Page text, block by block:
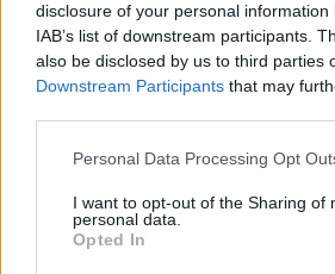
disclosure of your personal
IAB’s list of downstream participants.
also be disclosed by us to third parties
Downstream Participants that may
Personal Data Processing Opt
I want to opt-out of the Sharing of
personal data.
Opted In
Vaizdai iš tragiškos avarijos
vaiko gyvybių išgelbėti nepavyko
Žinios | Lietuvos diena
Savaitės vidurys nusimato karštas:
32 laipsnių šilumos